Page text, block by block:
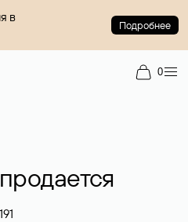
в
Подробнее
0
191